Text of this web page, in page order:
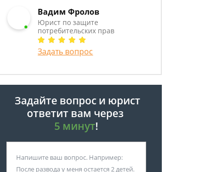
Вадим Фролов
Юрист по защите
потребительских прав
Задать вопрос
Задайте вопрос и юрист
ответит вам через
5 минут!